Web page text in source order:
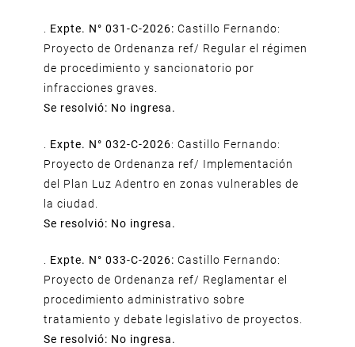
Expte. N° 031-C-2026: Castillo Fernando:
Proyecto de Ordenanza ref/ Regular el régimen
de procedimiento y sancionatorio por
infracciones graves.
Se resolvió: No ingresa.
Expte. N° 032-C-2026: Castillo Fernando:
Proyecto de Ordenanza ref/ Implementación
del Plan Luz Adentro en zonas vulnerables de
la ciudad.
Se resolvió: No ingresa.
Expte. N° 033-C-2026: Castillo Fernando:
Proyecto de Ordenanza ref/ Reglamentar el
procedimiento administrativo sobre
tratamiento y debate legislativo de proyectos.
Se resolvió: No ingresa.